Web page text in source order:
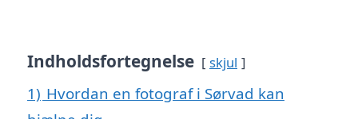
Indholdsfortegnelse skjul
1) Hvordan en fotograf i Sørvad kan